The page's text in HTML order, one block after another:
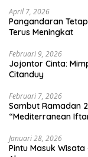
April 7, 2026
Pangandaran
Terus Meningkat
Februari 9, 2026
Jojontor Cinta:
Citanduy
Februari 7, 2026
Sambut Ramadan
“Mediterranean
Januari 28, 2026
Pintu Masuk